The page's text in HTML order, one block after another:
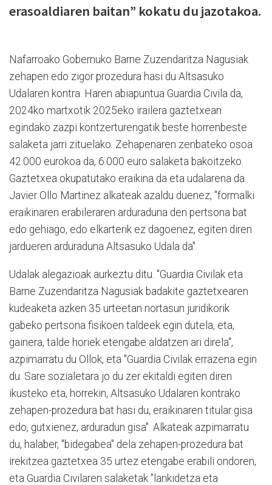
erasoaldiaren baitan” kokatu du jazotakoa.
Nafarroako Gobernuko Barne Zuzendaritza Nagusiak
zehapen edo zigor prozedura hasi du Altsasuko
Udalaren kontra. Haren abiapuntua Guardia Civila da,
2024ko martxotik 2025eko irailera gaztetxean
egindako zazpi kontzerturengatik beste horrenbeste
salaketa jarri zituelako. Zehapenaren zenbateko osoa
42.000 eurokoa da, 6.000 euro salaketa bakoitzeko.
Gaztetxea okupatutako eraikina da eta udalarena da.
Javier Ollo Martinez alkateak azaldu duenez, "formalki
eraikinaren erabileraren arduraduna den pertsona bat
edo gehiago, edo elkarterik ez dagoenez, egiten diren
jardueren arduraduna Altsasuko Udala da".
Udalak alegazioak aurkeztu ditu. "Guardia Civilak eta
Barne Zuzendaritza Nagusiak badakite gaztetxearen
kudeaketa azken 35 urteetan nortasun juridikorik
gabeko pertsona fisikoen taldeek egin dutela, eta,
gainera, talde horiek etengabe aldatzen ari direla",
azpimarratu du Ollok, eta "Guardia Civilak errazena egin
du. Sare sozialetara jo du zer ekitaldi egiten diren
ikusteko eta, horrekin, Altsasuko Udalaren kontrako
zehapen-prozedura bat hasi du, eraikinaren titular gisa
edo, gutxienez, arduradun gisa". Alkateak azpimarratu
du, halaber, "bidegabea" dela zehapen-prozedura bat
irekitzea gaztetxea 35 urtez etengabe erabili ondoren,
eta Guardia Civilaren salaketak "lankidetza eta